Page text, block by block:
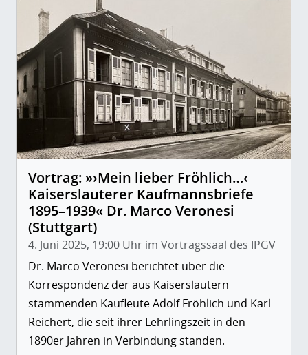
Vortrag: »›Mein lieber Fröhlich…‹
Kaiserslauterer Kaufmannsbriefe
1895–1939« Dr. Marco Veronesi
(Stuttgart)
4. Juni 2025, 19:00 Uhr im Vortragssaal des IPGV
Dr. Marco Veronesi berichtet über die
Korrespondenz der aus Kaiserslautern
stammenden Kaufleute Adolf Fröhlich und Karl
Reichert, die seit ihrer Lehrlingszeit in den
1890er Jahren in Verbindung standen.